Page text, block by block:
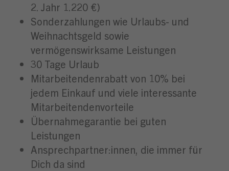
2. Jahr 1.220 €)
Sonderzahlungen wie Urlaubs- und
Weihnachtsgeld sowie
vermögenswirksame Leistungen
30 Tage Urlaub
Mitarbeitendenrabatt von 10% bei
jedem Einkauf und viele interessante
Mitarbeitendenvorteile
Übernahmegarantie bei guten
Leistungen
Ansprechpartner:innen, die immer für
Dich da sind